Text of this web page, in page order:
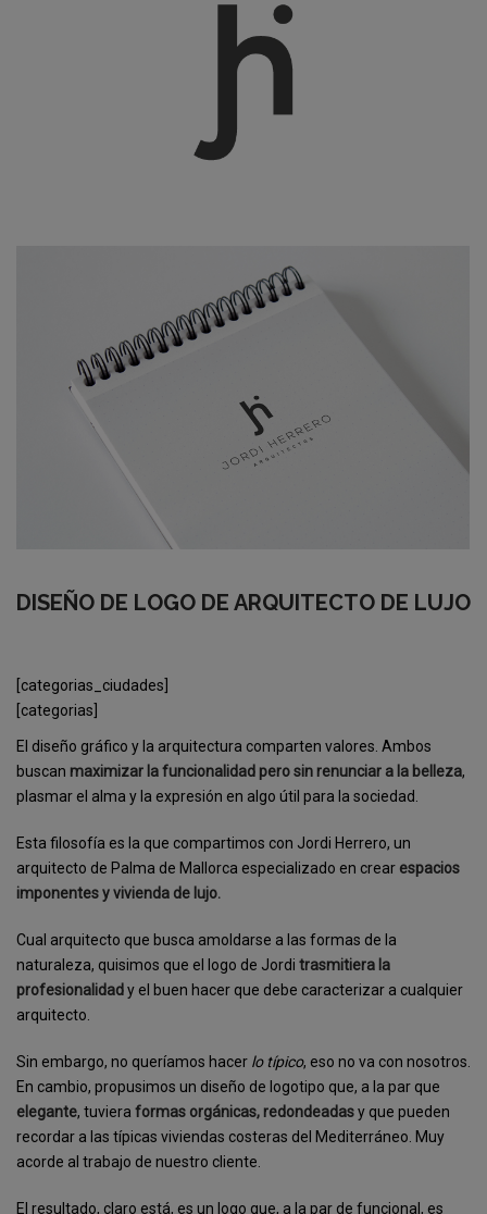
DISEÑO DE LOGO DE ARQUITECTO DE LUJO
[categorias_ciudades]
[categorias]
El diseño gráfico y la arquitectura comparten valores. Ambos
buscan maximizar la funcionalidad pero sin renunciar a la belleza,
plasmar el alma y la expresión en algo útil para la sociedad.
Esta filosofía es la que compartimos con Jordi Herrero, un
arquitecto de Palma de Mallorca especializado en crear espacios
imponentes y vivienda de lujo.
Cual arquitecto que busca amoldarse a las formas de la
naturaleza, quisimos que el logo de Jordi trasmitiera la
profesionalidady el buen hacer que debe caracterizar a cualquier
arquitecto.
Sin embargo, no queríamos hacer lo típico, eso no va con nosotros.
En cambio, propusimos un diseño de logotipo que, a la par que
elegante, tuviera formas orgánicas, redondeadasy que pueden
recordar a las típicas viviendas costeras del Mediterráneo. Muy
acorde al trabajo de nuestro cliente.
El resultado, claro está, es un logo que, a la par de funcional, es